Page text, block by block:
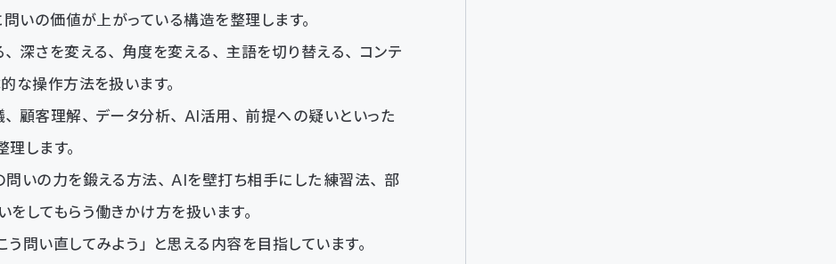
いの価値が上がっている構造を整理します。
深さを変える、角度を変える、主語を切り替える、コンテ
な操作方法を扱います。
顧客理解、データ分析、AI活用、前提への疑いといった
します。
いの力を鍛える方法、AIを壁打ち相手にした練習法、部
してもらう働きかけ方を扱います。
問い直してみよう」と思える内容を目指しています。